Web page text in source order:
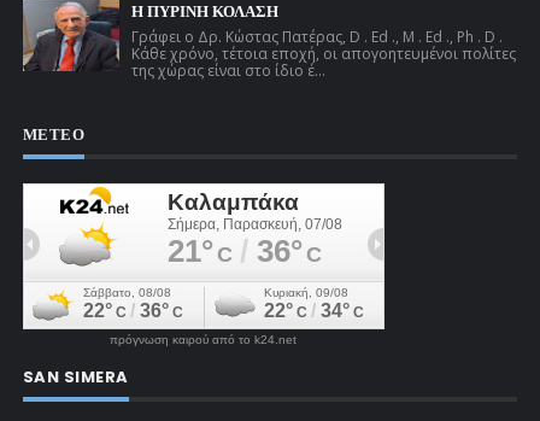
Η ΠΥΡΙΝΗ ΚΟΛΑΣΗ
Γράφει ο Δρ. Κώστας Πατέρας, D . Ed ., M . Ed ., Ph . D .
Κάθε χρόνο, τέτοια εποχή, οι απογοητευμένοι πολίτες
της χώρας είναι στο ίδιο έ...
ΜΕΤΕΟ
πρόγνωση καιρού από το k24.net
SAN SIMERA